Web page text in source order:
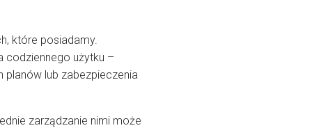
które posiadamy.
codziennego użytku –
planów lub zabezpieczenia
zarządzanie nimi może